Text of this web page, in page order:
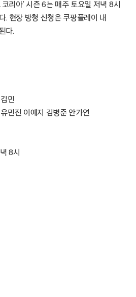
리아’ 시즌 6는 매주 토요일 저녁 8시
. 현장 방청 신청은 쿠팡플레이 내
다.
민
민진 이예지 김병준 안가연
8시